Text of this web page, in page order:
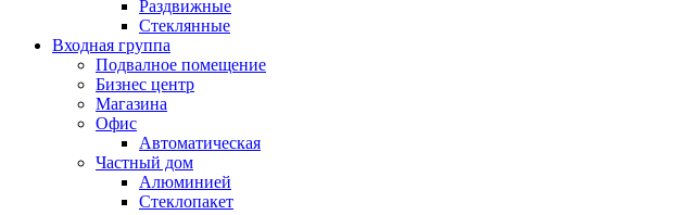
Раздвижные
Стеклянные
Входная группа
Подвалное помещение
Бизнес центр
Магазина
Офис
Автоматическая
Частный дом
Алюминией
Стеклопакет